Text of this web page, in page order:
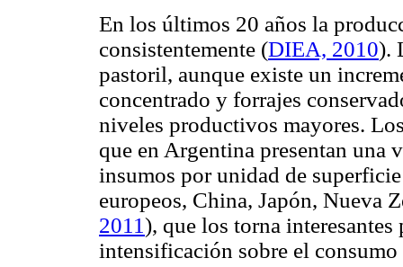
En los últimos 20 años la
consistentemente (DIEA, 2010).
pastoril, aunque existe un
concentrado y forrajes
niveles productivos mayores.
que en Argentina presentan una
insumos por unidad de
europeos, China, Japón, Nueva
2011), que los torna
intensificación sobre el